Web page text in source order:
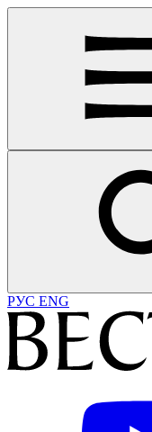
РУС ENG